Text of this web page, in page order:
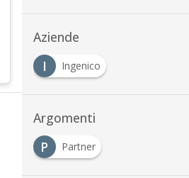
Aziende
I
Ingenico
Argomenti
P
Partner